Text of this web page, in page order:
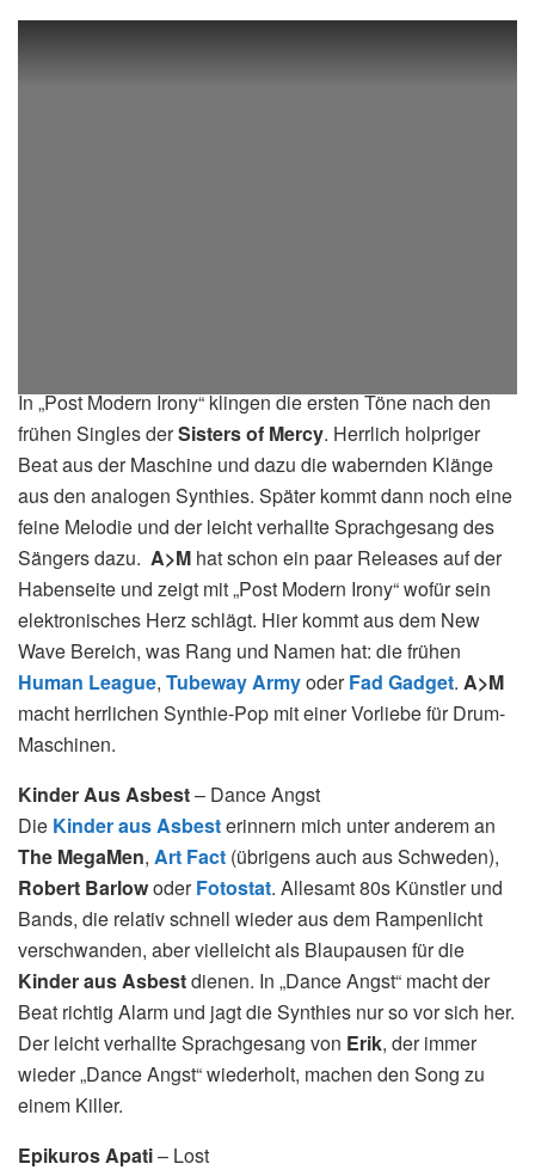
In „Post Modern Irony“ klingen die ersten Töne nach den
frühen Singles derSisters of Mercy. Herrlich holpriger
Beat aus der Maschine und dazu die wabernden Klänge
aus den analogen Synthies. Später kommt dann noch eine
feine Melodie und der leicht verhallte Sprachgesang des
Sängers dazu. A>M hat schon ein paar Releases auf der
Habenseite und zeigt mit „Post Modern Irony“ wofür sein
elektronisches Herz schlägt. Hier kommt aus dem New
Wave Bereich, was Rang und Namen hat: die frühen
Human League, Tubeway ArmyoderFad Gadget. A>M
macht herrlichen Synthie-Pop mit einer Vorliebe für Drum-
Maschinen.
Kinder Aus Asbest– Dance Angst
Die Kinder aus Asbesterinnern mich unter anderem an
The MegaMen, Art Fact (übrigens auch aus Schweden),
Robert BarlowoderFotostat. Allesamt 80s Künstler und
Bands, die relativ schnell wieder aus dem Rampenlicht
verschwanden, aber vielleicht als Blaupausen für die
Kinder aus Asbestdienen. In „Dance Angst“ macht der
Beat richtig Alarm und jagt die Synthies nur so vor sich her.
Der leicht verhallte Sprachgesang von Erik, der immer
wieder „Dance Angst“ wiederholt, machen den Song zu
einem Killer.
Epikuros Apati– Lost